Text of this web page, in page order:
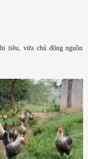
tiêu, vừa chủ động nguồn